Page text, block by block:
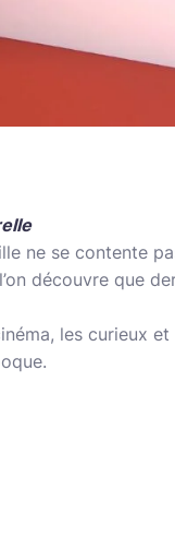
ne se contente
découvre que
les curieux